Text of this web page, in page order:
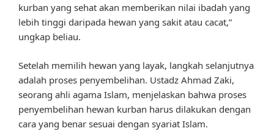
kurban yang sehat akan memberikan nilai ibadah yang
lebih tinggi daripada hewan yang sakit atau cacat,”
ungkap beliau.
Setelah memilih hewan yang layak, langkah selanjutnya
adalah proses penyembelihan. Ustadz Ahmad Zaki,
seorang ahli agama Islam, menjelaskan bahwa proses
penyembelihan hewan kurban harus dilakukan dengan
cara yang benar sesuai dengan syariat Islam.